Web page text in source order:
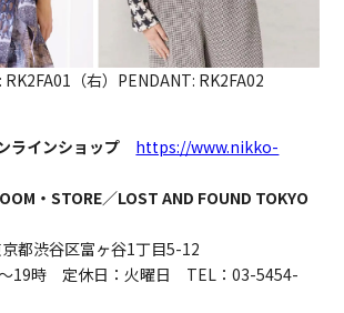
RK2FA01（右）PENDANT: RK2FA02
ラインショップ
https://www.nikko-
・STORE／LOST AND FOUND TOKYO
都渋谷区富ヶ谷1丁目5-12
19時 定休日：火曜日 TEL：03-5454-